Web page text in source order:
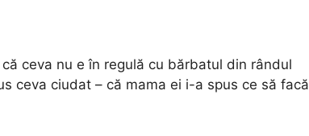
ceva nu e în regulă cu bărbatul din rândul
ceva ciudat – că mama ei i-a spus ce să facă